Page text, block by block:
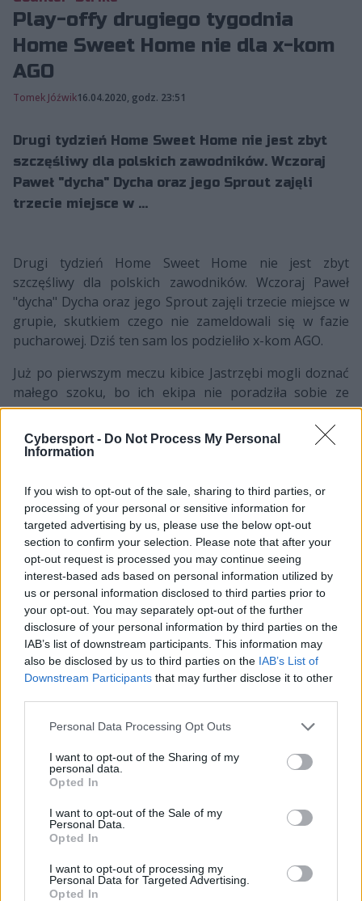
Cybersport - Do Not Process My Personal
Information
If you wish to opt-out of the sale, sharing to third parties, or
processing of your personal or sensitive information for
targeted advertising by us, please use the below opt-out
section to confirm your selection. Please note that after your
opt-out request is processed you may continue seeing
interest-based ads based on personal information utilized by
us or personal information disclosed to third parties prior to
your opt-out. You may separately opt-out of the further
disclosure of your personal information by third parties on the
IAB’s list of downstream participants. This information may
also be disclosed by us to third parties on the IAB’s List of
Downstream Participants that may further disclose it to other
Personal Data Processing Opt Outs
I want to opt-out of the Sharing of my
personal data.
Opted In
I want to opt-out of the Sale of my
Personal Data.
Opted In
I want to opt-out of processing my
Personal Data for Targeted Advertising.
Opted In
Play-offy drugiego tygodnia
Home Sweet Home nie dla x-kom
AGO
Tomek Jóźwik16.04.2020, godz. 23:51
Drugi tydzień Home Sweet Home nie jest zbyt
szczęśliwy dla polskich zawodników. Wczoraj
Paweł "dycha" Dycha oraz jego Sprout zajęli
trzecie miejsce w ...
Drugi tydzień Home Sweet Home nie jest zbyt
szczęśliwy dla polskich zawodników. Wczoraj Paweł
"dycha" Dycha oraz jego Sprout zajęli trzecie miejsce w
grupie, skutkiem czego nie zameldowali się w fazie
pucharowej. Dziś ten sam los podzieliło x-kom AGO.
Już po pierwszym meczu kibice Jastrzębi mogli doznać
małego szoku, bo ich ekipa nie poradziła sobie ze
SMASH Esports. Porażka z międzynarodową formacją
była o tyle bolesna, że dopiero od kilku dni występuje
ona razem z Kristjanem "shokzem" Jakobsonem, który
a po kilku godzinach AGO powróciło na serwer, aby
zagrać o życie z Teamem Singularity. Tym razem
koncentracja w obozie polskiej piątki była już na dużo
wyższym poziomie, bo Duńczycy na czele z Danielem
"mertzem" Mertzem nie mieli za wiele do powiedzenia i
po dwóch mapach zostali pozbawieni możliwości
awansu do play-offów.
CZYTAJ TEŻ:
Rozesłano zaproszenia do
zamkniętych eliminacji do ESL MP,
Faza pucharowa wciąż była w zasięgu naszych
rodaków, którzy o wyjście z grupy mieli zawalczyć z BIG.
Co by nie mówić, na AGO czekało wymagające zadanie,
bo podopieczni niemieckiej organizacji wygrali przecież
poprzedni tydzień Home Sweet Home i są obecnie
piętnastą siłą świata. Na wybranym przez siebie Nuke'u
Damian "Furlan" Kisłowski i spółka nie wyglądali jednak
na szczególnie przestraszonych, wychodząc na
prowadzenie w serii. Tak dobrze nie było już na